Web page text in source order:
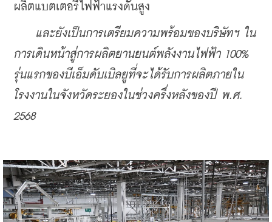
ผลิตแบตเตอรี่ไฟฟ้าแรงดันสูง
และยังเป็นการเตรียมความพร้อมของบริษัทฯ ใน
การเดินหน้าสู่การผลิตยานยนต์พลังงานไฟฟ้า 100%
รุ่นแรกของบีเอ็มดับเบิลยูที่จะได้รับการผลิตภายใน
โรงงานในจังหวัดระยองในช่วงครึ่งหลังของปี พ.ศ.
2568